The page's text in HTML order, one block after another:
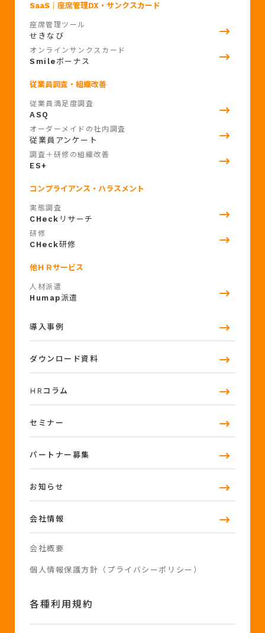
SaaS ｜座席管理DX・サンクスカード
座席管理ツール
せきなび
オンラインサンクスカード
Smile ボーナス
従業員調査・組織改善
従業員満足度調査
ASQ
オーダーメイドの社内調査
従業員アンケート
調査＋研修の組織改善
ES+
コンプライアンス・ハラスメント
実態調査
CHeck リサーチ
研修
CHeck研修
他ＨＲサービス
人材派遣
Humap 派遣
導入事例
ダウンロード資料
HRコラム
セミナー
パートナー募集
お知らせ
会社情報
会社概要
個人情報保護方針（プライバシーポリシー）
各種利用規約